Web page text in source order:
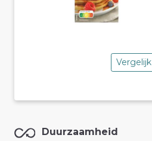
Vergelijk
Duurzaamheid